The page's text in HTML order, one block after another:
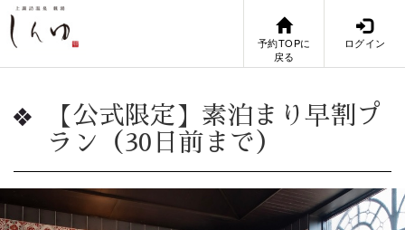
予約TOPに
戻る
ログイン
【公式限定】素泊まり早割プ
ラン（30日前まで）